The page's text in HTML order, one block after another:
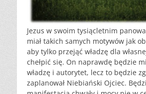
Jezus w swoim tysiącletnim
miał takich samych motywów jak
aby tylko przejąć władzę dla
chełpić się. On naprawdę będzie
władzę i autorytet, lecz to będzie
zaplanował Niebiański Ojciec.